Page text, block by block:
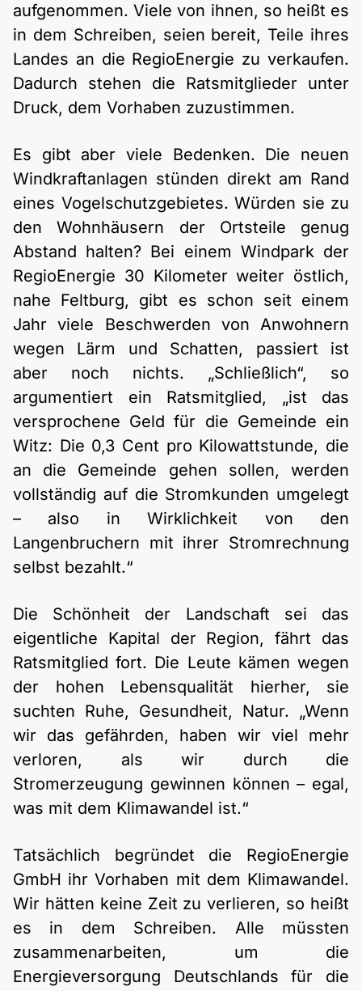
aufgenommen. Viele von ihnen, so heißt es
in dem Schreiben, seien bereit, Teile ihres
Landes an die RegioEnergie zu verkaufen.
Dadurch stehen die Ratsmitglieder unter
Druck, dem Vorhaben zuzustimmen.
Es gibt aber viele Bedenken. Die neuen
Windkraftanlagen stünden direkt am Rand
eines Vogelschutzgebietes. Würden sie zu
den Wohnhäusern der Ortsteile genug
Abstand halten? Bei einem Windpark der
RegioEnergie 30 Kilometer weiter östlich,
nahe Feltburg, gibt es schon seit einem
Jahr viele Beschwerden von Anwohnern
wegen Lärm und Schatten, passiert ist
aber noch nichts. „Schließlich“, so
argumentiert ein Ratsmitglied, „ist das
versprochene Geld für die Gemeinde ein
Witz: Die 0,3 Cent pro Kilowattstunde, die
an die Gemeinde gehen sollen, werden
vollständig auf die Stromkunden umgelegt
– also in Wirklichkeit von den
Langenbruchern mit ihrer Stromrechnung
selbst bezahlt.“
Die Schönheit der Landschaft sei das
eigentliche Kapital der Region, fährt das
Ratsmitglied fort. Die Leute kämen wegen
der hohen Lebensqualität hierher, sie
suchten Ruhe, Gesundheit, Natur. „Wenn
wir das gefährden, haben wir viel mehr
verloren, als wir durch die
Stromerzeugung gewinnen können – egal,
was mit dem Klimawandel ist.“
Tatsächlich begründet die RegioEnergie
GmbH ihr Vorhaben mit dem Klimawandel.
Wir hätten keine Zeit zu verlieren, so heißt
es in dem Schreiben. Alle müssten
zusammenarbeiten, um die
Energieversorgung Deutschlands für die